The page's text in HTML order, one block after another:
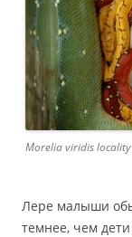
Morelia viridis
Лере малыши
темнее, чем